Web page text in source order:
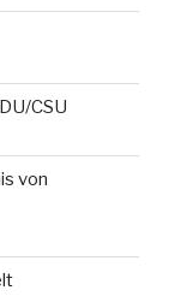
CSU
von